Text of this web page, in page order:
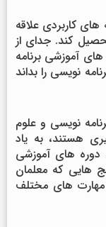
های کاربردی علاقه
کند. جدای از
آموزشی برنامه
نویسی را بداند
نویسی و علوم
هستند، به یاد
دوره های آموزشی
هایی که معلمان
های مختلف